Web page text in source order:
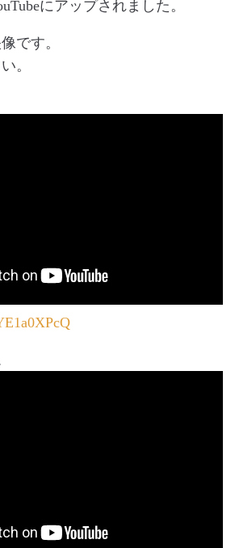
にアップされました。
です。
。